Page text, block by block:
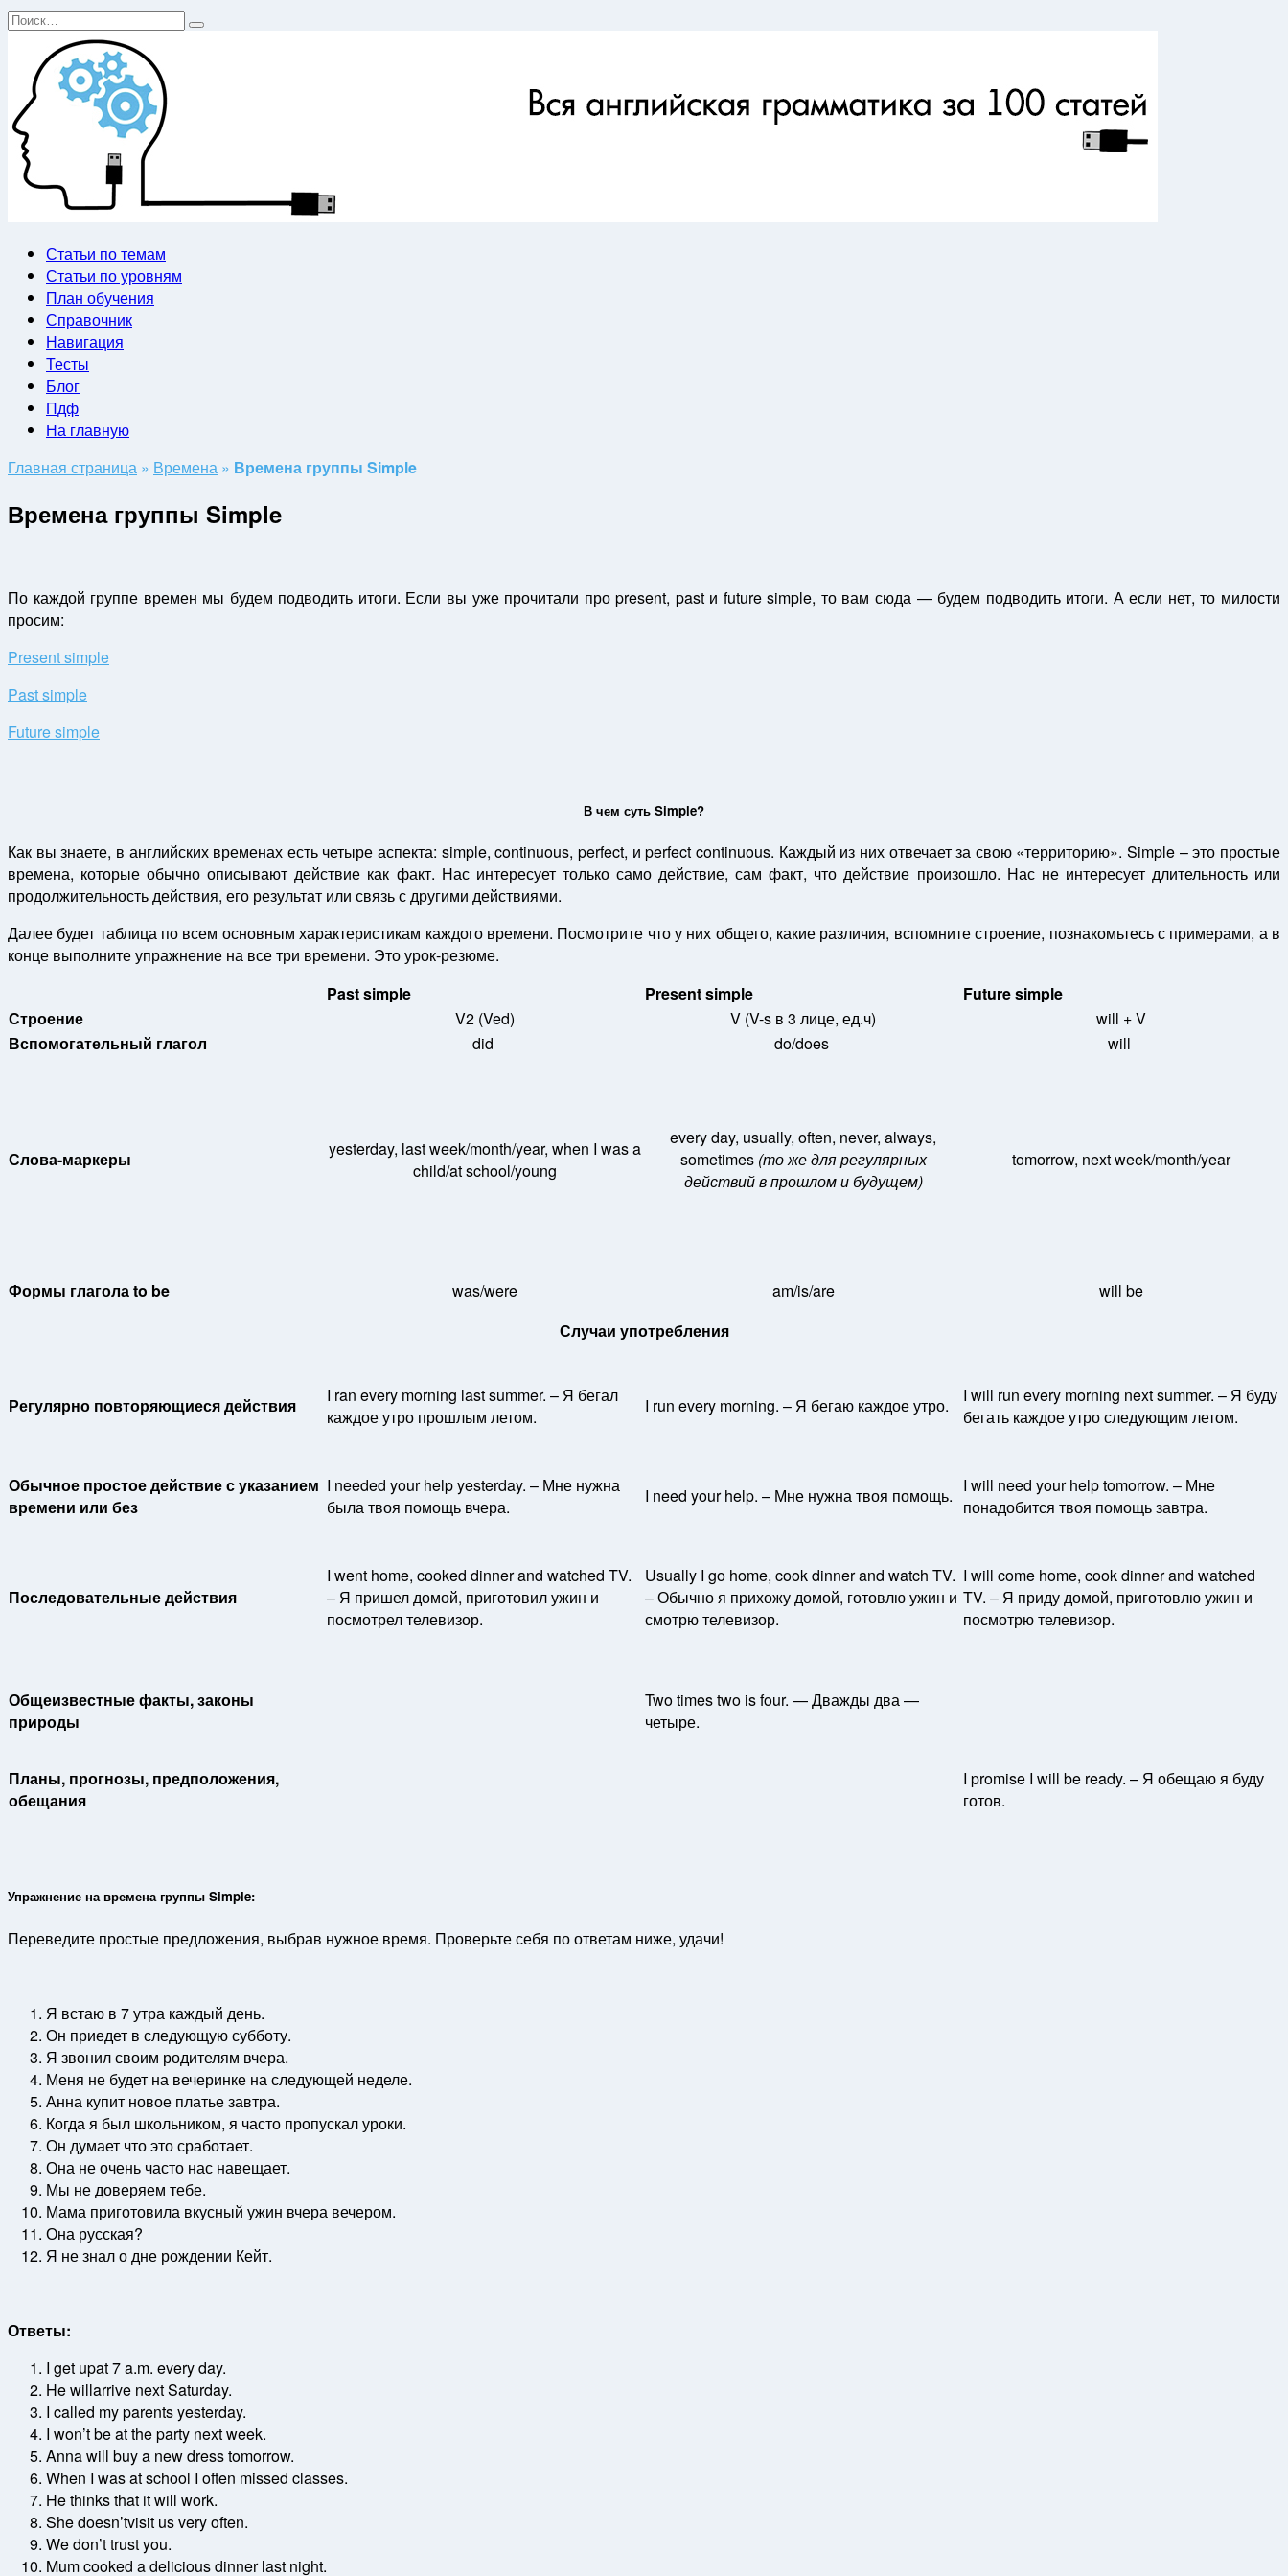
Перейти
содержанию
Search
Статьи по темам
Статьи по уровням
План обучения
Справочник
Навигация
Тесты
Блог
Пдф
На главную
Главная страница » Времена » Времена группы Simple
Времена группы Simple
По каждой группе времен мы будем подводить итоги. Если вы уже прочитали про present, past и future simple, то вам сюда — будем подводить итоги. А если нет, то милости
просим:
Present simple
Past simple
Future simple
В чем суть Simple?
Как вы знаете, в английских временах есть четыре аспекта: simple, continuous, perfect, и perfect continuous. Каждый из них отвечает за свою «территорию». Simple – это простые
времена, которые обычно описывают действие как факт. Нас интересует только само действие, сам факт, что действие произошло. Нас не интересует длительность или
продолжительность действия, его результат или связь с другими действиями.
Далее будет таблица по всем основным характеристикам каждого времени. Посмотрите что у них общего, какие различия, вспомните строение, познакомьтесь с примерами, а в
конце выполните упражнение на все три времени. Это урок-резюме.
Past simple
Present simple
Future simple
Строение
V2 (Ved) V (V-s в 3 лице, ед.ч)
will + V
Вспомогательный глагол
did do/does will
Слова-маркеры
yesterday, last week/month/year, when I was a
child/at school/young
every day, usually, often, never, always,
sometimes (то же для регулярных
действий в прошлом и будущем)
tomorrow, next week/month/year
Формы глагола to be was/were am/is/are
will be
Случаи употребления
Регулярно повторяющиеся действия
I ran every morning last summer. – Я бегал
каждое утро прошлым летом.
I run every morning. – Я бегаю каждое утро.
I will run every morning next summer. – Я буду
бегать каждое утро следующим летом.
Обычное простое действие с указанием
времени или без
I needed your help yesterday. – Мне нужна
была твоя помощь вчера.
I need your help. – Мне нужна твоя помощь. I will need your help tomorrow. – Мне
понадобится твоя помощь завтра.
Последовательные действия
I went home, cooked dinner and watched TV.
– Я пришел домой, приготовил ужин и
посмотрел телевизор.
Usually I go home, cook dinner and watch TV.
– Обычно я прихожу домой, готовлю ужин и
смотрю телевизор.
I will come home, cook dinner and watched
TV. – Я приду домой, приготовлю ужин и
посмотрю телевизор.
Общеизвестные факты, законы
природы
Two times two is four. — Дважды два —
четыре.
Планы, прогнозы, предположения,
обещания
I promise I will be ready. – Я обещаю я буду
готов.
Упражнение на времена группы Simple:
Переведите простые предложения, выбрав нужное время. Проверьте себя по ответам ниже, удачи!
Я встаю в 7 утра каждый день.
Он приедет в следующую субботу.
Я звонил своим родителям вчера.
Меня не будет на вечеринке на следующей неделе.
Анна купит новое платье завтра.
Когда я был школьником, я часто пропускал уроки.
Он думает что это сработает.
Она не очень часто нас навещает.
Мы не доверяем тебе.
Мама приготовила вкусный ужин вчера вечером.
Она русская?
Я не знал о дне рождении Кейт.
Ответы:
I get upat 7 a.m. every day.
He willarrive next Saturday.
I called my parents yesterday.
I won’t be at the party next week.
Anna will buy a new dress tomorrow.
When I was at school I often missed classes.
He thinks that it will work.
She doesn’tvisit us very often.
We don’t trust you.
Mum cooked a delicious dinner last night.